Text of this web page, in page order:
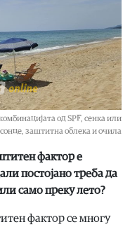
од SPF, сенка или
заштитна облека и очила
фактор е
постојано треба да
само преку лето?
фактор се многу